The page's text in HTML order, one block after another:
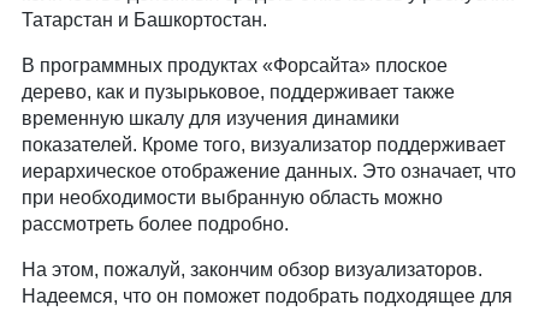
Татарстан и Башкортостан.
В программных продуктах «Форсайта» плоское
дерево, как и пузырьковое, поддерживает также
временную шкалу для изучения динамики
показателей. Кроме того, визуализатор поддерживает
иерархическое отображение данных. Это означает, что
при необходимости выбранную область можно
рассмотреть более подробно.
На этом, пожалуй, закончим обзор визуализаторов.
Надеемся, что он поможет подобрать подходящее для